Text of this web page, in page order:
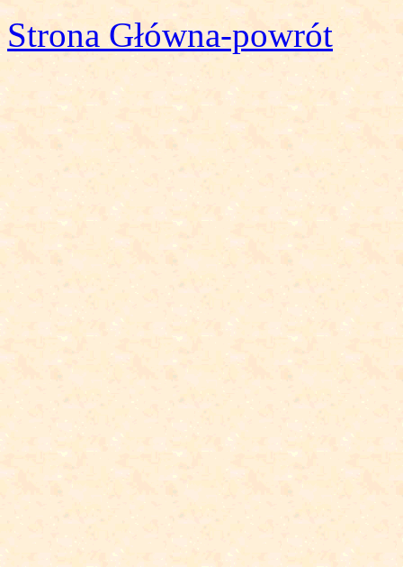
Strona Główna-powrót